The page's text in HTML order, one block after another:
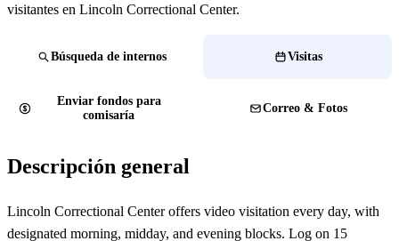
visitantes en Lincoln Correctional Center.
Búsqueda de internos Visitas
Enviar fondos para
comisaría
Correo & Fotos
Descripción general
Lincoln Correctional Center offers video visitation every day, with
designated morning, midday, and evening blocks. Log on 15